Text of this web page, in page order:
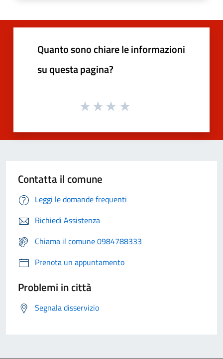
Quanto sono chiare le informazioni
su questa pagina?
Contatta il comune
Leggi le domande frequenti
Richiedi Assistenza
Chiama il comune 0984788333
Prenota un appuntamento
Problemi in città
Segnala disservizio